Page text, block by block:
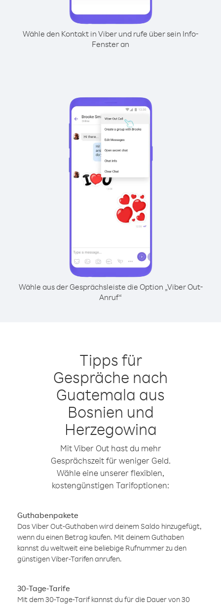
Wähle den Kontakt in Viber und rufe über sein Info-
Fenster an
Wähle aus der Gesprächsleiste die Option „Viber Out-
Anruf“
Tipps für
Gespräche nach
Guatemala aus
Bosnien und
Herzegowina
Mit Viber Out hast du mehr
Gesprächszeit für weniger Geld.
Wähle eine unserer flexiblen,
kostengünstigen Tarifoptionen:
Guthabenpakete
Das Viber Out-Guthaben wird deinem Saldo hinzugefügt,
wenn du einen Betrag kaufen. Mit deinem Guthaben
kannst du weltweit eine beliebige Rufnummer zu den
günstigen Viber-Tarifen anrufen.
30-Tage-Tarife
Mit dem 30-Tage-Tarif kannst du für die Dauer von 30